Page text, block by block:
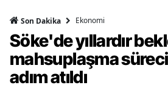
Son Dakika Ekonomi
Söke'de yıllardır
mahsuplaşma
adım atıldı